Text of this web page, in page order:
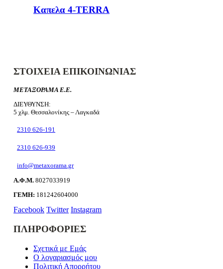
Καπελα 4-TERRA
ΣΤΟΙΧΕΙΑ ΕΠΙΚΟΙΝΩΝΙΑΣ
ΜΕΤΑΞΟΡΑΜΑ Ε.Ε.
ΔΙΕΥΘΥΝΣΗ:
5 χλμ. Θεσσαλονίκης – Λαγκαδά
2310 626-191
2310 626-939
info@metaxorama.gr
Α.Φ.Μ. 8027033919
ΓΕΜΗ: 181242604000
Facebook Twitter Instagram
ΠΛΗΡΟΦΟΡΙΕΣ
Σχετικά με Εμάς
Ο λογαριασμός μου
Πολιτική Απορρήτου